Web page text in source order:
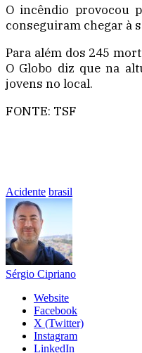
O incêndio provocou
conseguiram chegar à
Para além dos 245
O Globo diz que na
jovens no local.
FONTE: TSF
Acidente brasil
Sérgio Cipriano
Website
Facebook
X (Twitter)
Instagram
LinkedIn